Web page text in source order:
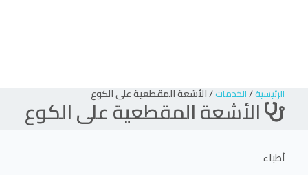
الرئيسية/الخدمات/الأشعة المقطعية على الكوع
الأشعة المقطعية على الكوع
أطباء